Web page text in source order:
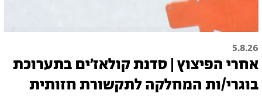
5.8.26
אחרי הפיצוץ | סדנת קולאז׳ים בתערוכת
בוגרי/ות המחלקה לתקשורת חזותית